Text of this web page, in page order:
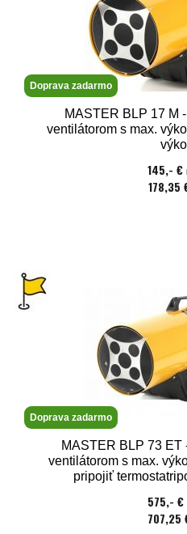
Doprava zadarmo
MASTER BLP 17 M
ventilátorom s max.
145,- €
178,35
Doprava zadarmo
MASTER BLP 73 ET
ventilátorom s max.
pripojiť
575,- €
707,25